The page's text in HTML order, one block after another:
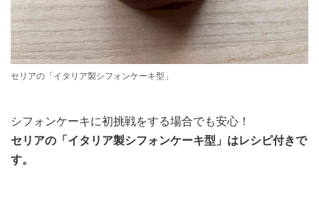
セリアの「イタリア製シフォンケーキ型」
シフォンケーキに初挑戦をする場合でも安心！
セリアの「イタリア製シフォンケーキ型」はレシピ付きで
す。